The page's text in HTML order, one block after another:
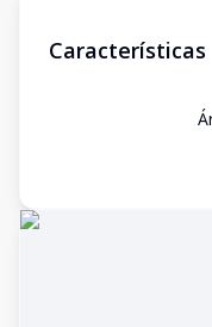
Características